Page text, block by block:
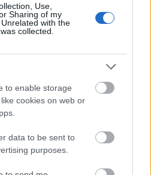
Use,
Sharing of my
with the
collected.
to enable storage
cookies on web or
data to be sent to
purposes.